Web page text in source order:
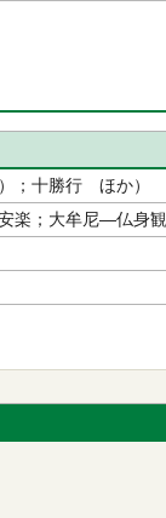
；十勝行 ほか）
楽；大牟尼―仏身